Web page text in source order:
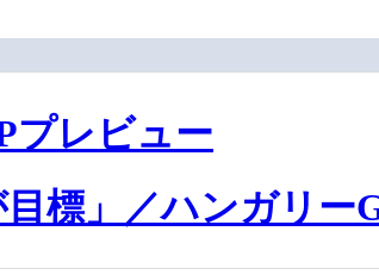
プレビュー
標」／ハンガリー